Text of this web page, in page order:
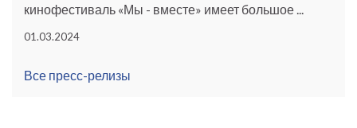
кинофестиваль «Мы - вместе» имеет большое ...
01.03.2024
Все пресс-релизы